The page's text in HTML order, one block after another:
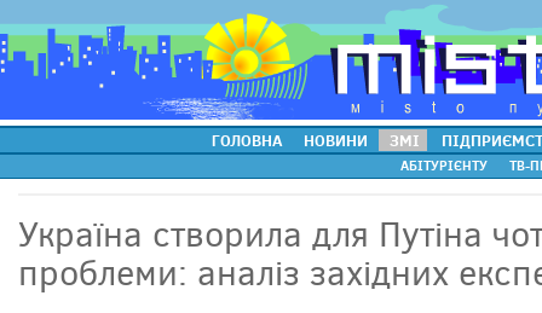
ГОЛОВНА НОВИНИ ЗМІ
АБІТУРІЄНТУ ТВ-
Україна створила для Путіна
проблеми: аналіз західних